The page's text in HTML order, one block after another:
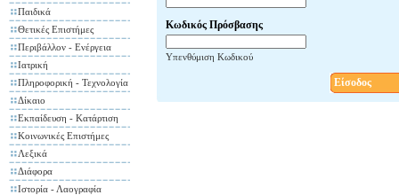
Παιδικά
Θετικές Επιστήμες
Περιβάλλον - Ενέργεια
Ιατρική
Πληροφορική - Τεχνολογία
Δίκαιο
Εκπαίδευση - Κατάρτιση
Κοινωνικές Επιστήμες
Λεξικά
Διάφορα
Ιστορία - Λαογραφία
Κωδικός Πρόσβασης
Υπενθύμιση Κωδικού
Είσοδος